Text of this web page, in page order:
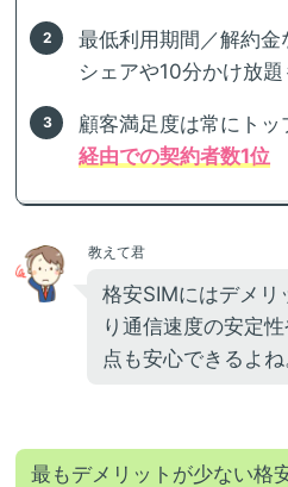
最低利用期間／解約金
シェアや10分かけ放題
顧客満足度は常にトッ
経由での契約者数1位
教えて君
格安SIMにはデメリ
り通信速度の安定
点も安心できるよね
最もデメリットが少ない格